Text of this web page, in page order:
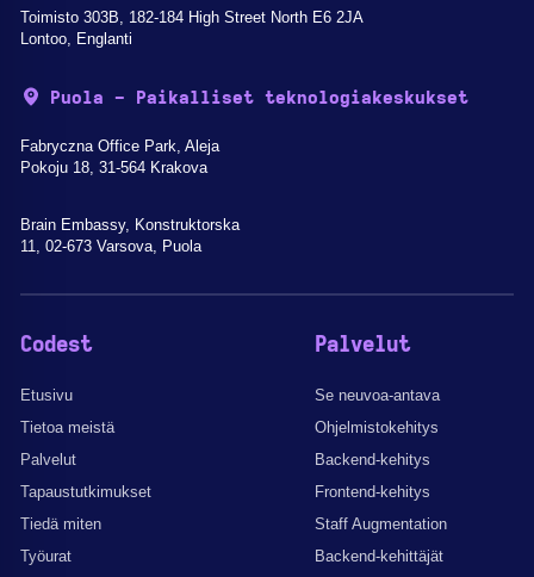
Toimisto 303B, 182-184 High Street North E6 2JA
Lontoo, Englanti
Puola - Paikalliset teknologiakeskukset
Fabryczna Office Park, Aleja
Pokoju 18, 31-564 Krakova
Brain Embassy, Konstruktorska
11, 02-673 Varsova, Puola
Codest
Etusivu
Tietoa meistä
Palvelut
Tapaustutkimukset
Tiedä miten
Työurat
Palvelut
Se neuvoa-antava
Ohjelmistokehitys
Backend-kehitys
Frontend-kehitys
Staff Augmentation
Backend-kehittäjät